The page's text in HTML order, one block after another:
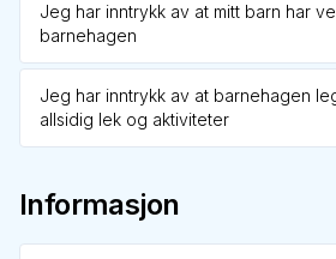
Jeg har inntrykk av at mitt barn har
barnehagen
Jeg har inntrykk av at barnehagen
allsidig lek og aktiviteter
Informasjon